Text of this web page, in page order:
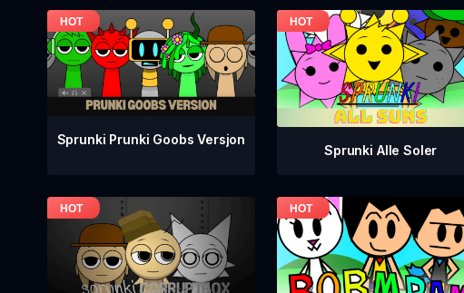
Sprunki Prunki Goobs Versjon
Sprunki Alle Soler